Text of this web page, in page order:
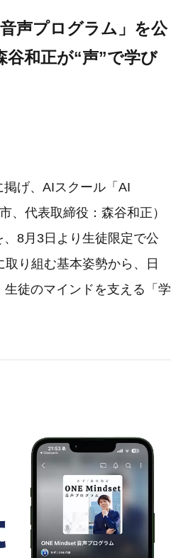
声プログラム」を公
谷和正が“声”で学び
掲げ、AIスクール「AI
、代表取締役：森谷和正）
8月3日より生徒限定で公
り組む基本姿勢から、日
徒のマインドを支える「学